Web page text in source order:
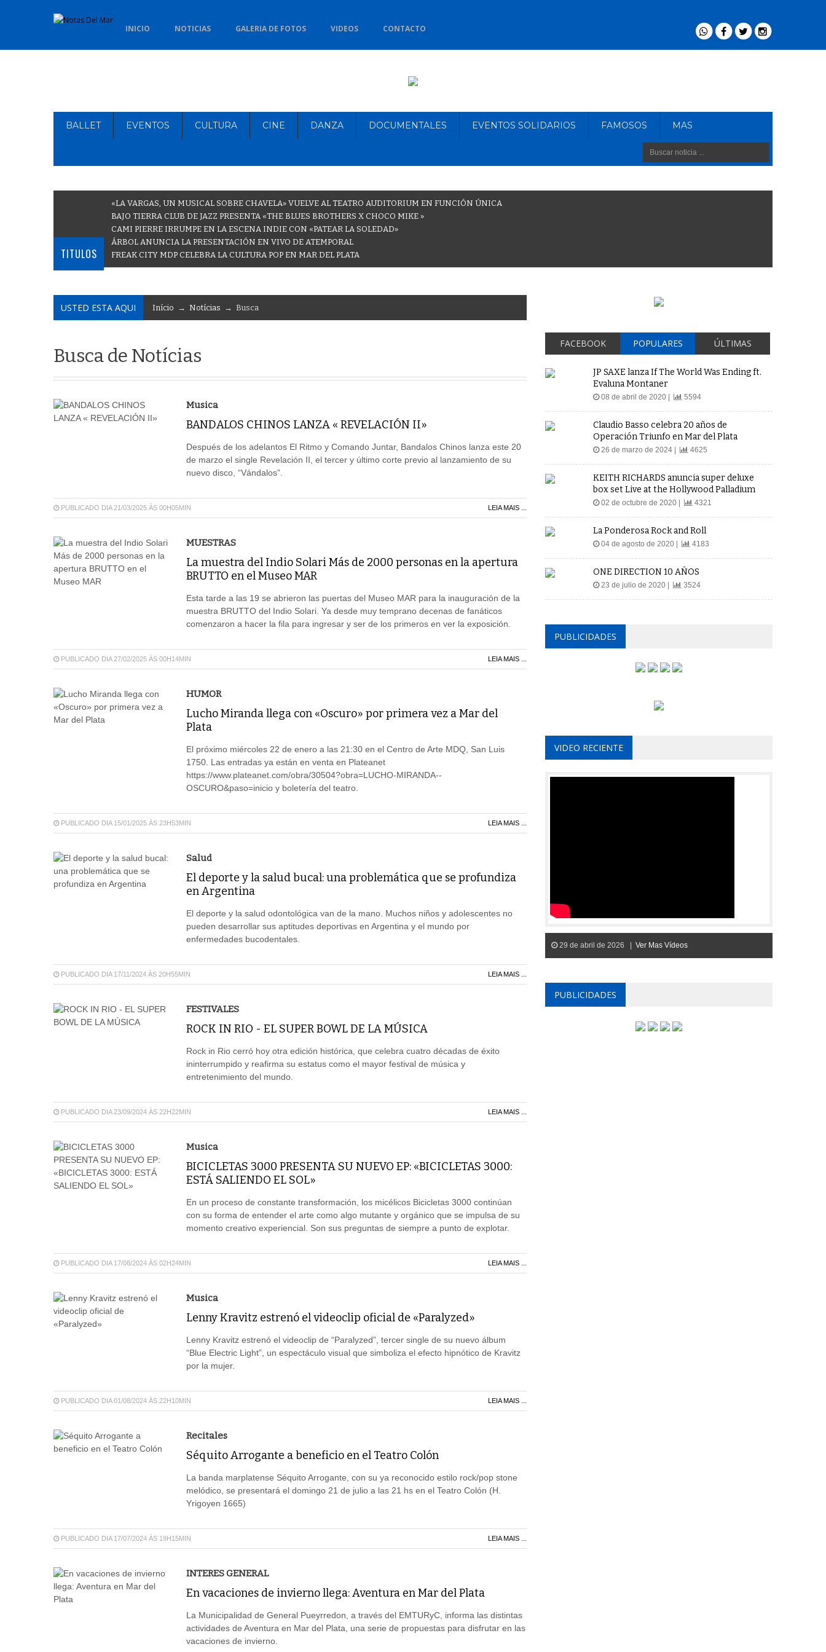
INICIO NOTICIAS GALERIA DE FOTOS VIDEOS CONTACTO
BALLET EVENTOS CULTURA CINE DANZA DOCUMENTALES EVENTOS SOLIDARIOS FAMOSOS MAS
TITULOS
«LA VARGAS, UN MUSICAL SOBRE CHAVELA» VUELVE AL TEATRO AUDITORIUM EN FUNCIÓN ÚNICA
BAJO TIERRA CLUB DE JAZZ PRESENTA «THE BLUES BROTHERS X CHOCO MIKE »
CAMI PIERRE IRRUMPE EN LA ESCENA INDIE CON «PATEAR LA SOLEDAD»
ÁRBOL ANUNCIA LA PRESENTACIÓN EN VIVO DE ATEMPORAL
FREAK CITY MDP CELEBRA LA CULTURA POP EN MAR DEL PLATA
USTED ESTA AQUI Início → Notícias → Busca
Busca de Notícias
Musica
BANDALOS CHINOS LANZA « REVELACIÓN II»
Después de los adelantos El Ritmo y Comando Juntar, Bandalos Chinos lanza este 20
de marzo el single Revelación II, el tercer y último corte previo al lanzamiento de su
nuevo disco, “Vándalos”.
PUBLICADO DIA 21/03/2025 ÀS 00H05MIN LEIA MAIS ...
MUESTRAS
La muestra del Indio Solari Más de 2000 personas en la apertura
BRUTTO en el Museo MAR
Esta tarde a las 19 se abrieron las puertas del Museo MAR para la inauguración de la
muestra BRUTTO del Indio Solari. Ya desde muy temprano decenas de fanáticos
comenzaron a hacer la fila para ingresar y ser de los primeros en ver la exposición.
PUBLICADO DIA 27/02/2025 ÀS 00H14MIN LEIA MAIS ...
HUMOR
Lucho Miranda llega con «Oscuro» por primera vez a Mar del
Plata
El próximo miércoles 22 de enero a las 21:30 en el Centro de Arte MDQ, San Luis
1750. Las entradas ya están en venta en Plateanet
https://www.plateanet.com/obra/30504?obra=LUCHO-MIRANDA--
OSCURO&paso=inicio y boletería del teatro.
PUBLICADO DIA 15/01/2025 ÀS 23H53MIN LEIA MAIS ...
Salud
El deporte y la salud bucal: una problemática que se profundiza
en Argentina
El deporte y la salud odontológica van de la mano. Muchos niños y adolescentes no
pueden desarrollar sus aptitudes deportivas en Argentina y el mundo por
enfermedades bucodentales.
PUBLICADO DIA 17/11/2024 ÀS 20H55MIN LEIA MAIS ...
FESTIVALES
ROCK IN RIO - EL SUPER BOWL DE LA MÚSICA
Rock in Rio cerró hoy otra edición histórica, que celebra cuatro décadas de éxito
ininterrumpido y reafirma su estatus como el mayor festival de música y
entretenimiento del mundo.
PUBLICADO DIA 23/09/2024 ÀS 22H22MIN LEIA MAIS ...
Musica
BICICLETAS 3000 PRESENTA SU NUEVO EP: «BICICLETAS 3000:
ESTÁ SALIENDO EL SOL»
En un proceso de constante transformación, los micélicos Bicicletas 3000 continúan
con su forma de entender el arte como algo mutante y orgánico que se impulsa de su
momento creativo experiencial. Son sus preguntas de siempre a punto de explotar.
PUBLICADO DIA 17/08/2024 ÀS 02H24MIN LEIA MAIS ...
Musica
Lenny Kravitz estrenó el videoclip oficial de «Paralyzed»
Lenny Kravitz estrenó el videoclip de “Paralyzed”, tercer single de su nuevo álbum
“Blue Electric Light”, un espectáculo visual que simboliza el efecto hipnótico de Kravitz
por la mujer.
PUBLICADO DIA 01/08/2024 ÀS 22H10MIN LEIA MAIS ...
Recitales
Séquito Arrogante a beneficio en el Teatro Colón
La banda marplatense Séquito Arrogante, con su ya reconocido estilo rock/pop stone
melódico, se presentará el domingo 21 de julio a las 21 hs en el Teatro Colón (H.
Yrigoyen 1665)
PUBLICADO DIA 17/07/2024 ÀS 19H15MIN LEIA MAIS ...
INTERES GENERAL
En vacaciones de invierno llega: Aventura en Mar del Plata
La Municipalidad de General Pueyrredon, a través del EMTURyC, informa las distintas
actividades de Aventura en Mar del Plata, una serie de propuestas para disfrutar en las
vacaciones de invierno.
FACEBOOK POPULARES ÚLTIMAS
JP SAXE lanza If The World Was Ending ft.
Evaluna Montaner
08 de abril de 2020 | 5594
Claudio Basso celebra 20 años de
Operación Triunfo en Mar del Plata
26 de marzo de 2024 | 4625
KEITH RICHARDS anuncia super deluxe
box set Live at the Hollywood Palladium
02 de octubre de 2020 | 4321
La Ponderosa Rock and Roll
04 de agosto de 2020 | 4183
ONE DIRECTION 10 AÑOS
23 de julio de 2020 | 3524
PUBLICIDADES
VIDEO RECIENTE
29 de abril de 2026 | Ver Mas Vídeos
PUBLICIDADES